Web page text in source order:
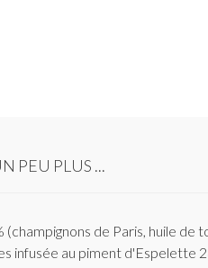
PEU PLUS ...
(champignons de Paris, huile
infusée au piment d'Espelette